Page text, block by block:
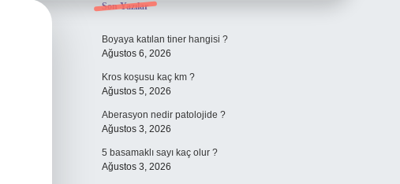
Sidebar
Son Yazılar
Boyaya katılan tiner hangisi ?
Ağustos 6, 2026
Kros koşusu kaç km ?
Ağustos 5, 2026
Aberasyon nedir patolojide ?
Ağustos 3, 2026
5 basamaklı sayı kaç olur ?
Ağustos 3, 2026